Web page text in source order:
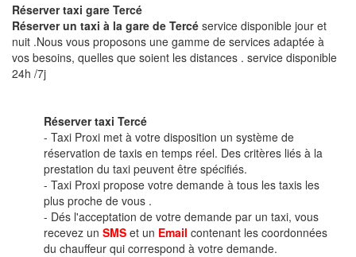
Réserver taxi gare Tercé
Réserver un taxi à la gare de Tercé service disponible jour et
nuit .Nous vous proposons une gamme de services adaptée à
vos besoins, quelles que soient les distances . service disponible
24h /7j
Réserver taxi Tercé
- Taxi Proxi met à votre disposition un système de
réservation de taxis en temps réel. Des critères liés à la
prestation du taxi peuvent être spécifiés.
- Taxi Proxi propose votre demande à tous les taxis les
plus proche de vous .
- Dés l'acceptation de votre demande par un taxi, vous
recevez un SMS et un Email contenant les coordonnées
du chauffeur qui correspond à votre demande.